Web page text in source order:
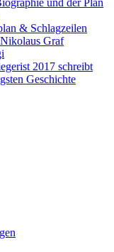
und der Plan
& Schlagzeilen
Graf
2017 schreibt
Geschichte